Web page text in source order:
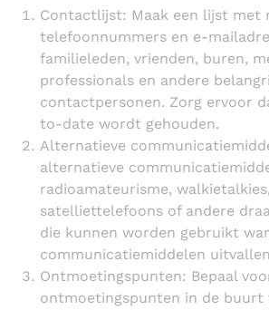
Contactlijst: Maak een lijst met
telefoonnummers en e-
familieleden, vrienden, buren,
professionals en andere
contactpersonen. Zorg ervoor
to-date wordt gehouden.
Alternatieve
alternatieve
radioamateurisme, walkietalkies,
satelliettelefoons of andere
die kunnen worden gebruikt
communicatiemiddelen
Ontmoetingspunten: Bepaal
ontmoetingspunten in de buurt